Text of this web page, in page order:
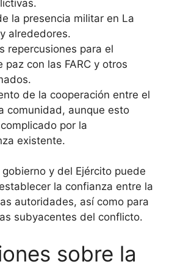
la presencia militar en La
alrededores.
repercusiones para el
paz con las FARC y otros
de la cooperación entre el
comunidad, aunque esto
por la
existente.
y del Ejército puede
la confianza entre la
autoridades, así como para
subyacentes del conflicto.
sobre la